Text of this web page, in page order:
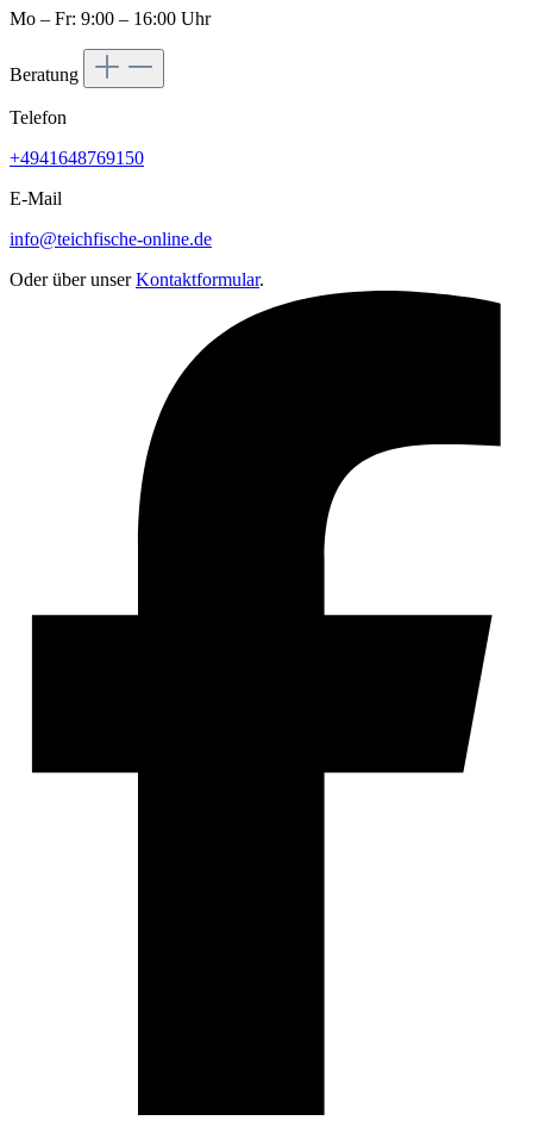
Mo – Fr: 9:00 – 16:00 Uhr
Beratung
Telefon
+4941648769150
E-Mail
info@teichfische-online.de
Oder über unserKontaktformular.